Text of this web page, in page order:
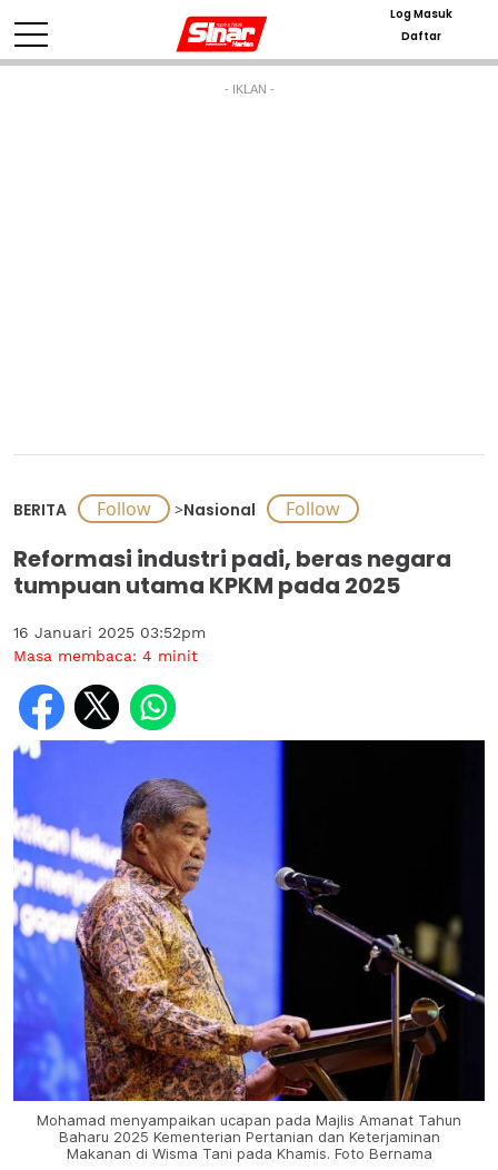
Log Masuk
Daftar
- IKLAN -
BERITA >Nasional
Reformasi industri padi, beras negara
tumpuan utama KPKM pada 2025
16 Januari 2025 03:52pm
Masa membaca: 4 minit
Mohamad menyampaikan ucapan pada Majlis Amanat Tahun
Baharu 2025 Kementerian Pertanian dan Keterjaminan
Makanan di Wisma Tani pada Khamis. Foto Bernama